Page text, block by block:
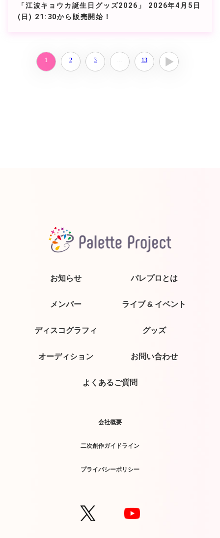
「江波キョウカ誕生日グッズ2026」 2026年4月5日
(日) 21:30から販売開始！
1 2 3 … 13
お知らせ パレプロとは
メンバー ライブ & イベント
ディスコグラフィ グッズ
オーディション お問い合わせ
よくあるご質問
会社概要
二次創作ガイドライン
プライバシーポリシー